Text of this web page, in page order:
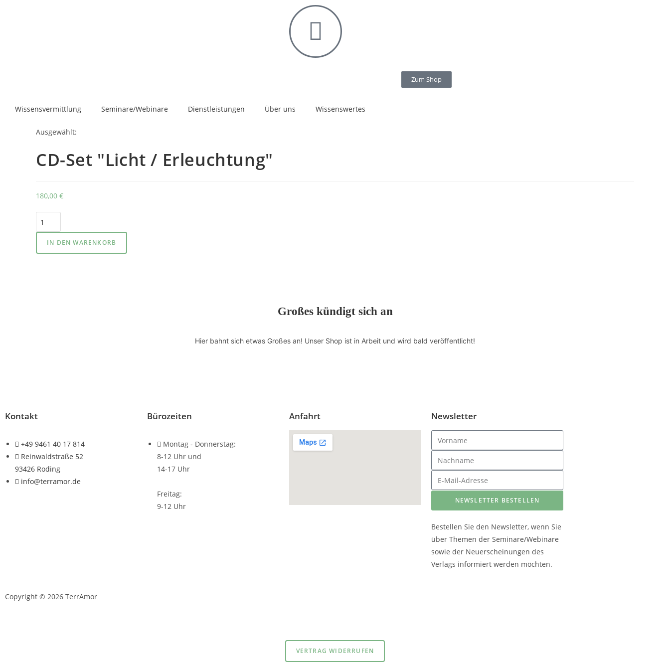
Zum Shop
Wissensvermittlung Seminare/Webinare Dienstleistungen Über uns Wissenswertes
Ausgewählt:
CD-Set "Licht / Erleuchtung"
180,00 €
IN DEN WARENKORB
Großes kündigt sich an
Hier bahnt sich etwas Großes an! Unser Shop ist in Arbeit und wird bald veröffentlicht!
Kontakt
+49 9461 40 17 814
Reinwaldstraße 52
93426 Roding
info@terramor.de
Bürozeiten
Montag - Donnerstag:
8-12 Uhr und
14-17 Uhr
Freitag:
9-12 Uhr
Anfahrt Newsletter
NEWSLETTER BESTELLEN
Bestellen Sie den Newsletter, wenn Sie
über Themen der Seminare/Webinare
sowie der Neuerscheinungen des
Verlags informiert werden möchten.
Copyright © 2026 TerrAmor
VERTRAG WIDERRUFEN